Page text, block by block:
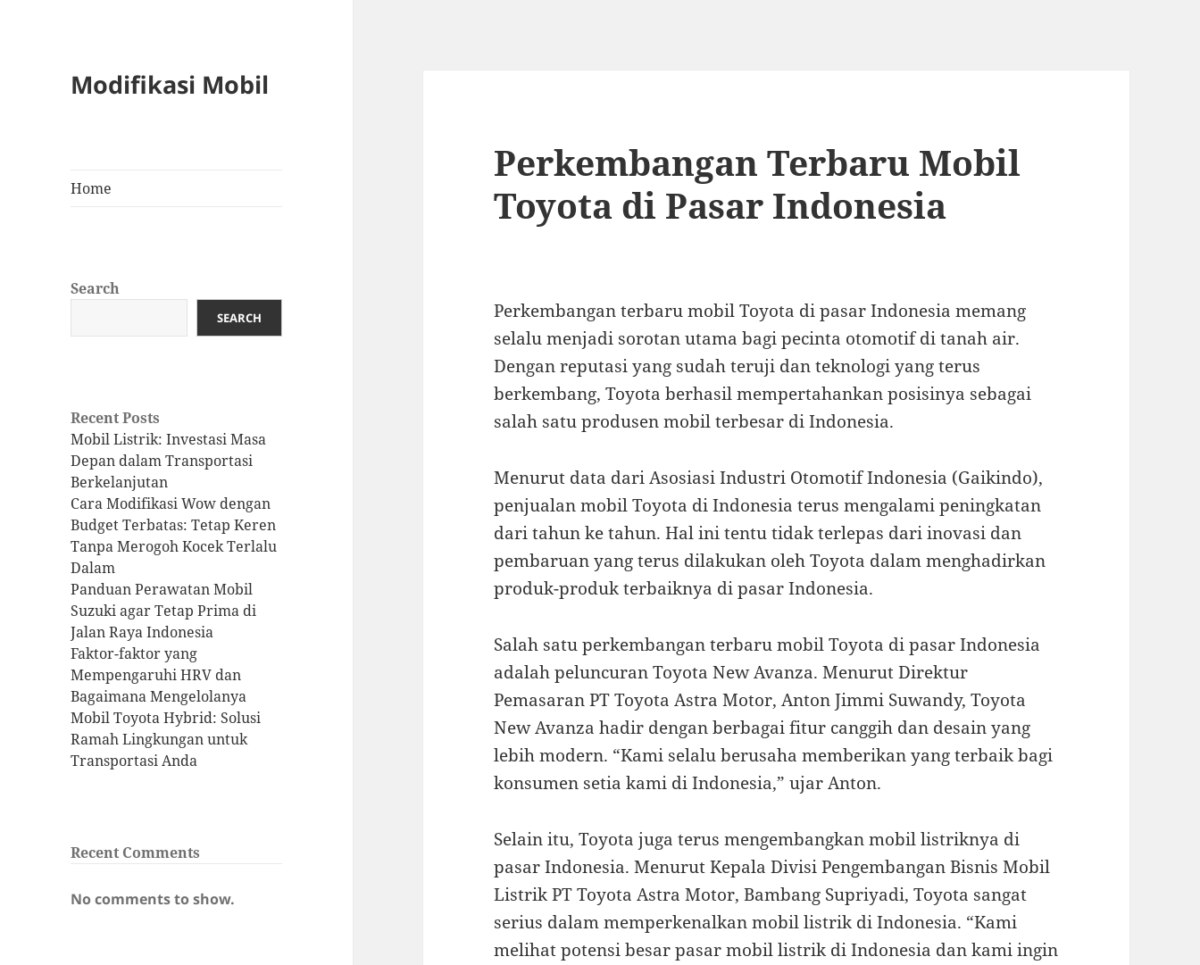
Modifikasi Mobil
Home
Search
SEARCH
Recent Posts
Mobil Listrik: Investasi Masa
Depan dalam Transportasi
Berkelanjutan
Cara Modifikasi Wow dengan
Budget Terbatas: Tetap Keren
Tanpa Merogoh Kocek Terlalu
Dalam
Panduan Perawatan Mobil
Suzuki agar Tetap Prima di
Jalan Raya Indonesia
Faktor-faktor yang
Mempengaruhi HRV dan
Bagaimana Mengelolanya
Mobil Toyota Hybrid: Solusi
Ramah Lingkungan untuk
Transportasi Anda
Recent Comments
No comments to show.
Perkembangan Terbaru Mobil
Toyota di Pasar Indonesia
Perkembangan terbaru mobil Toyota di pasar Indonesia memang
selalu menjadi sorotan utama bagi pecinta otomotif di tanah air.
Dengan reputasi yang sudah teruji dan teknologi yang terus
berkembang, Toyota berhasil mempertahankan posisinya sebagai
salah satu produsen mobil terbesar di Indonesia.
Menurut data dari Asosiasi Industri Otomotif Indonesia (Gaikindo),
penjualan mobil Toyota di Indonesia terus mengalami peningkatan
dari tahun ke tahun. Hal ini tentu tidak terlepas dari inovasi dan
pembaruan yang terus dilakukan oleh Toyota dalam menghadirkan
produk-produk terbaiknya di pasar Indonesia.
Salah satu perkembangan terbaru mobil Toyota di pasar Indonesia
adalah peluncuran Toyota New Avanza. Menurut Direktur
Pemasaran PT Toyota Astra Motor, Anton Jimmi Suwandy, Toyota
New Avanza hadir dengan berbagai fitur canggih dan desain yang
lebih modern. “Kami selalu berusaha memberikan yang terbaik bagi
konsumen setia kami di Indonesia,” ujar Anton.
Selain itu, Toyota juga terus mengembangkan mobil listriknya di
pasar Indonesia. Menurut Kepala Divisi Pengembangan Bisnis Mobil
Listrik PT Toyota Astra Motor, Bambang Supriyadi, Toyota sangat
serius dalam memperkenalkan mobil listrik di Indonesia. “Kami
melihat potensi besar pasar mobil listrik di Indonesia dan kami ingin